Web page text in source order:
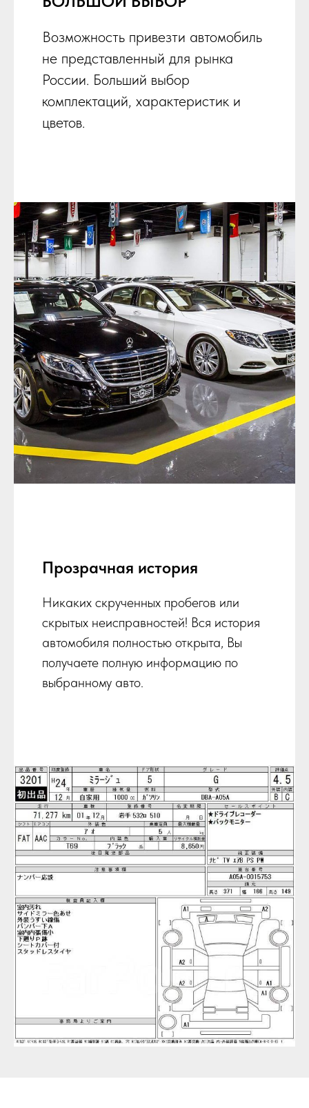
Возможность привезти автомобиль
не представленный для рынка
России. Больший выбор
комплектаций, характеристик и
цветов.
Прозрачная история
Никаких скрученных пробегов или
скрытых неисправностей! Вся история
автомобиля полностью открыта, Вы
получаете полную информацию по
выбранному авто.